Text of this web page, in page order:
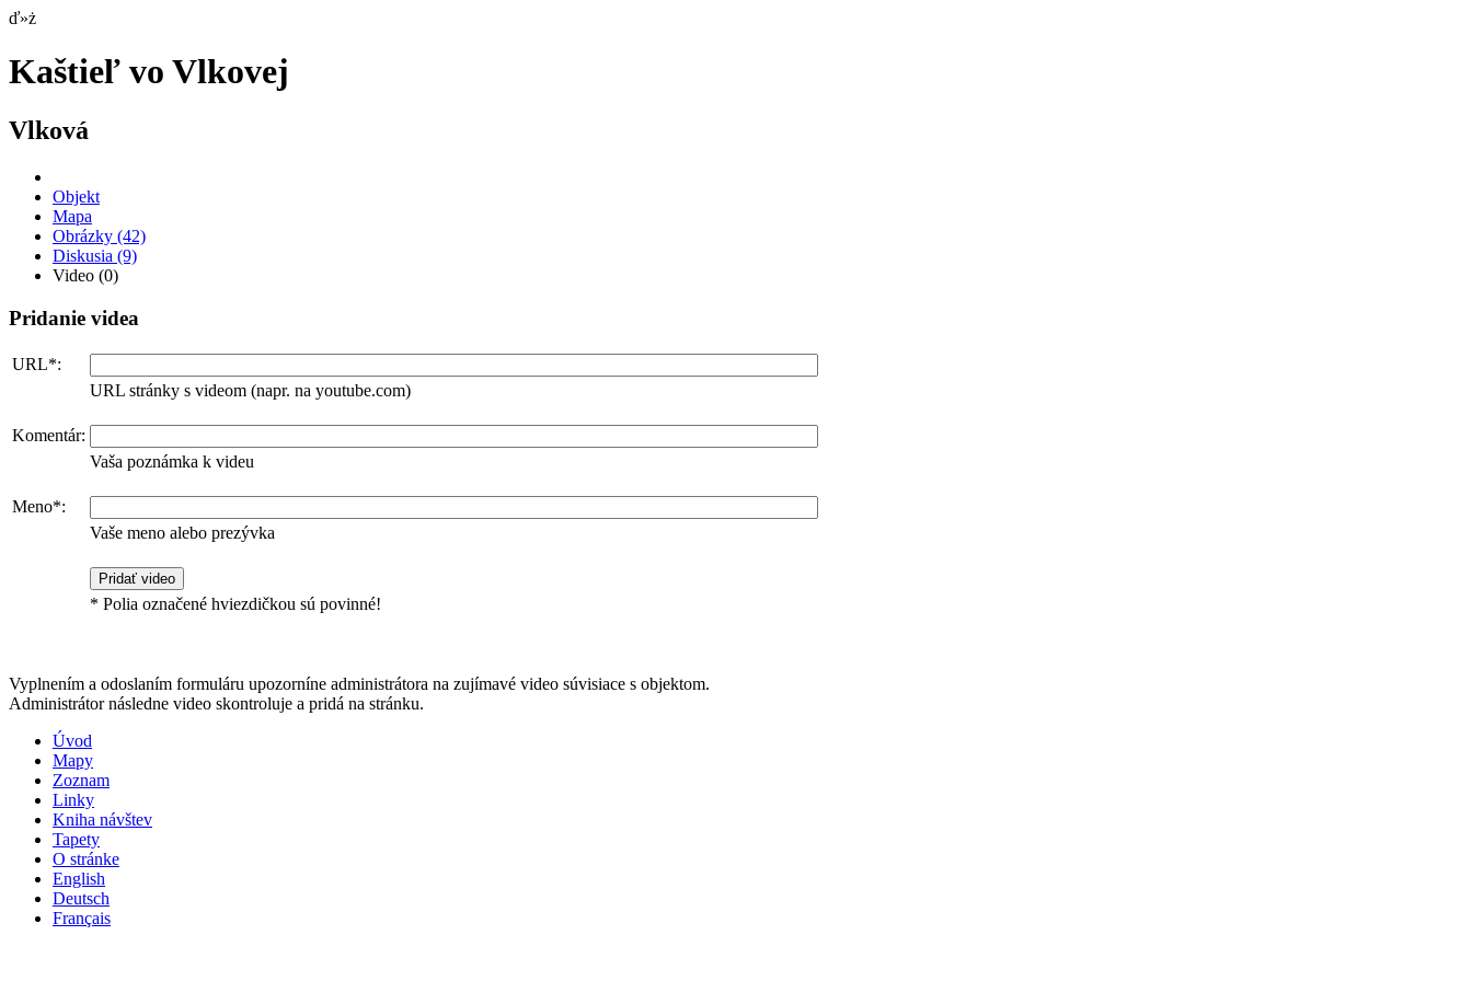
ď»ż
Kaštieľ vo Vlkovej
Vlková
Objekt
Mapa
Obrázky (42)
Diskusia (9)
Video (0)
Pridanie videa
URL*:
URL stránky s videom (napr. na youtube.com)
Komentár:
Vaša poznámka k videu
Meno*:
Vaše meno alebo prezývka
* Polia označené hviezdičkou sú povinné!
Vyplnením a odoslaním formuláru upozorníne administrátora na zujímavé video súvisiace s objektom.
Administrátor následne video skontroluje a pridá na stránku.
Úvod
Mapy
Zoznam
Linky
Kniha návštev
Tapety
O stránke
English
Deutsch
Français